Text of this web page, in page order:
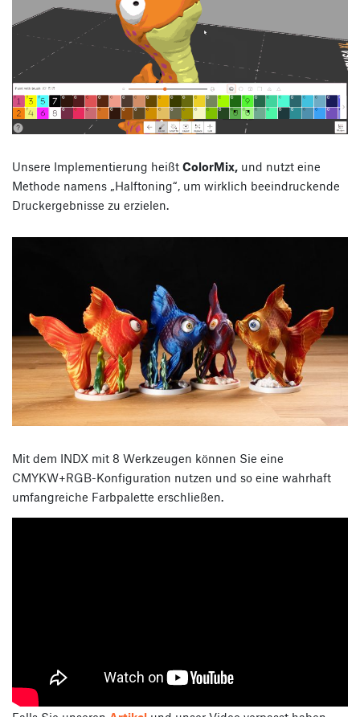
Unsere Implementierung heißt ColorMix, und nutzt eine
Methode namens „Halftoning“, um wirklich beeindruckende
Druckergebnisse zu erzielen.
Mit dem INDX mit 8 Werkzeugen können Sie eine
CMYKW+RGB-Konfiguration nutzen und so eine wahrhaft
umfangreiche Farbpalette erschließen.